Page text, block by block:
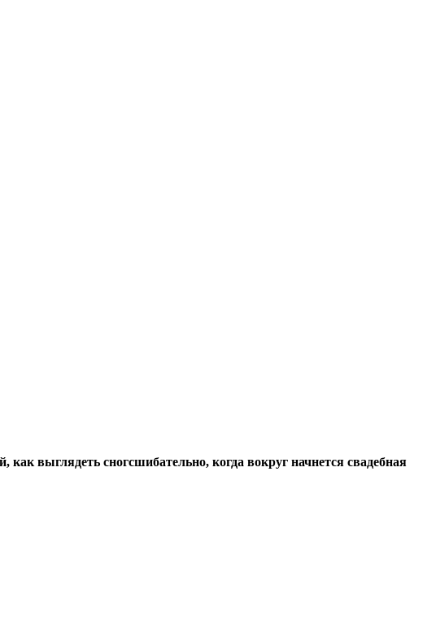
выглядеть сногсшибательно, когда вокруг начнется свадебная